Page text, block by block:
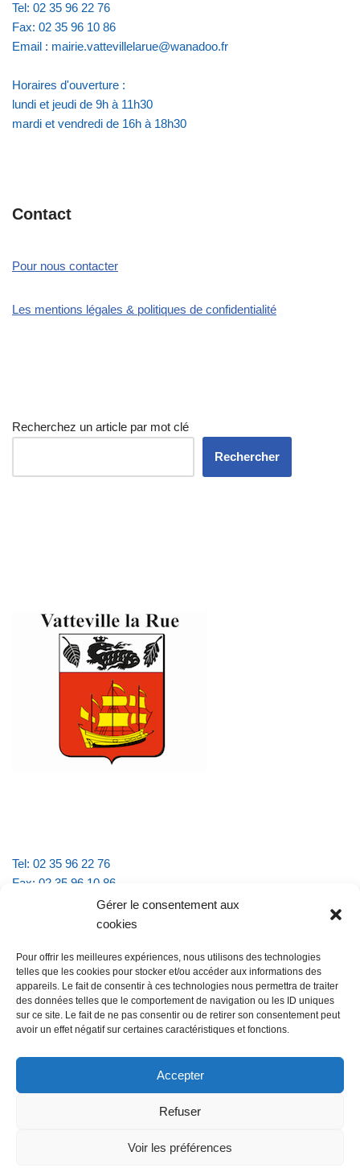
Gérer le consentement aux
cookies
Pour offrir les meilleures expériences, nous utilisons des technologies
telles que les cookies pour stocker et/ou accéder aux informations des
appareils. Le fait de consentir à ces technologies nous permettra de traiter
des données telles que le comportement de navigation ou les ID uniques
sur ce site. Le fait de ne pas consentir ou de retirer son consentement peut
avoir un effet négatif sur certaines caractéristiques et fonctions.
Accepter
Refuser
Voir les préférences
Tel: 02 35 96 22 76
Fax: 02 35 96 10 86
Email : mairie.vattevillelarue@wanadoo.fr
Horaires d'ouverture :
lundi et jeudi de 9h à 11h30
mardi et vendredi de 16h à 18h30
Contact
Pour nous contacter
Les mentions légales & politiques de confidentialité
Recherchez un article par mot clé
Rechercher
Tel: 02 35 96 22 76
Fax: 02 35 96 10 86
Email : mairie.vattevillelarue@wanadoo.fr
lundi et jeudi de 9h à 11h30
mardi et vendredi de 16h à 18h30
@Vatteville-la-rue mentions légales